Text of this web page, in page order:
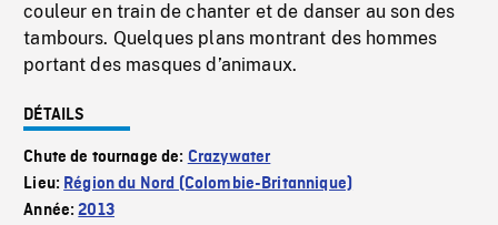
couleur en train de chanter et de danser au son des
tambours. Quelques plans montrant des hommes
portant des masques d’animaux.
DÉTAILS
Chute de tournage de: Crazywater
Lieu: Région du Nord (Colombie-Britannique)
Année:2013